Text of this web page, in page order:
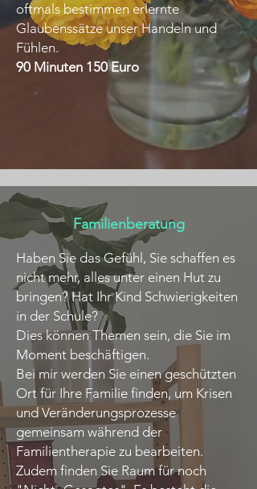
oftmals bestimmen erlernte
Glaubenssätze unser Handeln und
Fühlen.
90 Minuten 150 Euro
Familienberatung
Haben Sie das Gefühl, Sie schaffen es
nicht mehr, alles unter einen Hut zu
bringen? Hat Ihr Kind Schwierigkeiten
in der Schule?
Dies können Themen sein, die Sie im
Moment beschäftigen.
Bei mir werden Sie einen geschützten
Ort für Ihre Familie finden, um Krisen
und Veränderungsprozesse
gemeinsam während der
Familientherapie zu bearbeiten.
Zudem finden Sie Raum für noch